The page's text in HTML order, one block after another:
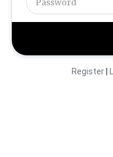
Register